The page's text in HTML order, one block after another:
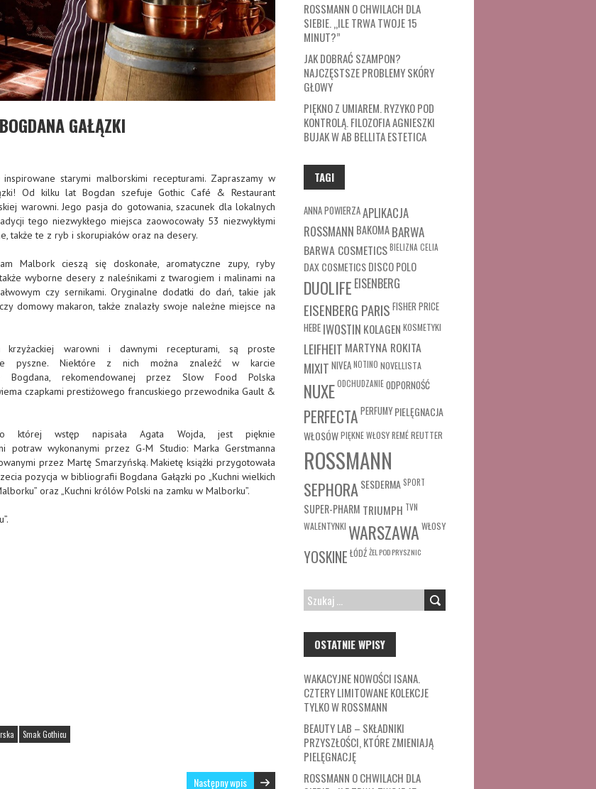
GAŁĄZKI
starymi malborskimi recepturami. Zapraszamy w
Od kilku lat Bogdan szefuje Gothic Café & Restaurant
warowni. Jego pasja do gotowania, szacunek dla lokalnych
tego niezwykłego miejsca zaowocowały 53 niezwykłymi
także te z ryb i skorupiaków oraz na desery.
Malbork cieszą się doskonałe, aromatyczne zupy, ryby
wyborne desery z naleśnikami z twarogiem i malinami na
czy sernikami. Oryginalne dodatki do dań, takie jak
domowy makaron, także znalazły swoje należne miejsce na
krzyżackiej warowni i dawnymi recepturami, są proste
pyszne. Niektóre z nich można znaleźć w karcie
Bogdana, rekomendowanej przez Slow Food Polska
czapkami prestiżowego francuskiego przewodnika Gault &
której wstęp napisała Agata Wojda, jest pięknie
potraw wykonanymi przez G-M Studio: Marka Gerstmanna
przez Martę Smarzyńską. Makietę książki przygotowała
pozycja w bibliografii Bogdana Gałązki po „Kuchni wielkich
oraz „Kuchni królów Polski na zamku w Malborku”.
Smak Gothicu
Następny wpis
ROSSMANN O CHWILACH DLA
SIEBIE. „ILE TRWA TWOJE 15
MINUT?”
JAK DOBRAĆ SZAMPON?
NAJCZĘSTSZE PROBLEMY SKÓRY
GŁOWY
PIĘKNO Z UMIAREM. RYZYKO POD
KONTROLĄ. FILOZOFIA AGNIESZKI
BUJAK W AB BELLITA ESTETICA
TAGI
ANNA POWIERZAAPLIKACJA
ROSSMANN BAKOMABARWA
BARWA COSMETICSBIELIZNA CELIA
DAX COSMETICSDISCO POLO
DUOLIFE EISENBERG
EISENBERG PARIS FISHER PRICE
HEBE IWOSTIN KOLAGEN KOSMETYKI
LEIFHEIT MARTYNA ROKITA
MIXIT NIVEANOTINO NOVELLISTA
NUXEODCHUDZANIEODPORNOŚĆ
PERFECTA PERFUMY PIELĘGNACJA
WŁOSÓWPIĘKNE WŁOSYREMÉREUTTER
ROSSMANN
SEPHORASESDERMA SPORT
SUPER-PHARM TRIUMPH TVN
WALENTYNKI WARSZAWA WŁOSY
YOSKINE ŁÓDŹŻEL POD PRYSZNIC
SZUKAJ:
OSTATNIE WPISY
WAKACYJNE NOWOŚCI ISANA.
CZTERY LIMITOWANE KOLEKCJE
TYLKO W ROSSMANN
BEAUTY LAB – SKŁADNIKI
PRZYSZŁOŚCI, KTÓRE ZMIENIAJĄ
PIELĘGNACJĘ
ROSSMANN O CHWILACH DLA